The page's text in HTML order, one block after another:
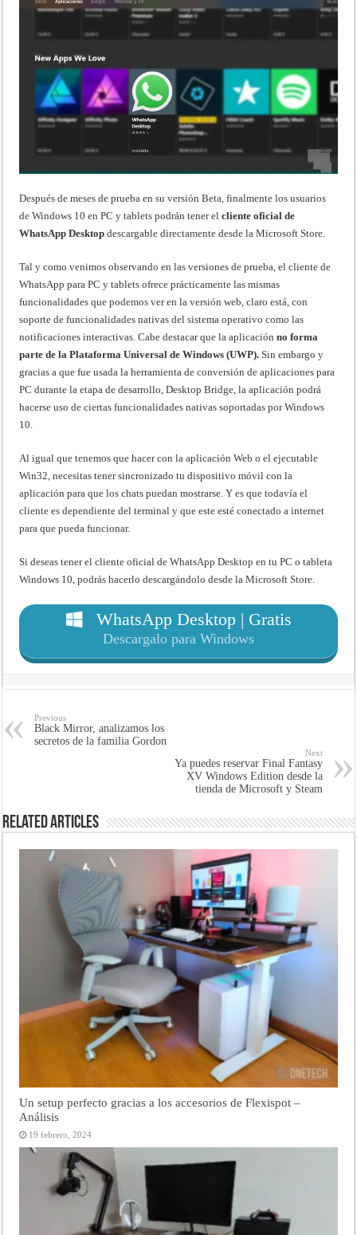
Después de meses de prueba en su versión Beta, finalmente los usuarios
de Windows 10 en PC y tablets podrán tener elcliente oficial de
WhatsApp Desktop descargable directamente desde la Microsoft Store.
Tal y como venimos observando en las versiones de prueba, el cliente de
WhatsApp para PC y tablets ofrece prácticamente las mismas
funcionalidades que podemos ver en la versión web, claro está, con
soporte de funcionalidades nativas del sistema operativo como las
notificaciones interactivas. Cabe destacar que la aplicación no forma
parte de la Plataforma Universal de Windows (UWP). Sin embargo y
gracias a que fue usada la herramienta de conversión de aplicaciones para
PC durante la etapa de desarrollo, Desktop Bridge, la aplicación podrá
hacerse uso de ciertas funcionalidades nativas soportadas por Windows
10.
Al igual que tenemos que hacer con la aplicación Web o el ejecutable
Win32, necesitas tener sincronizado tu dispositivo móvil con la
aplicación para que los chats puedan mostrarse. Y es que todavía el
cliente es dependiente del terminal y que este esté conectado a internet
para que pueda funcionar.
Si deseas tener el cliente oficial de WhatsApp Desktop en tu PC o tableta
Windows 10, podrás hacerlo descargándolo desde la Microsoft Store.
WhatsApp Desktop | Gratis
Descargalo para Windows
Previous
Black Mirror, analizamos los
secretos de la familia Gordon
Next
Ya puedes reservar Final Fantasy
XV Windows Edition desde la
tienda de Microsoft y Steam
Related Articles
Un setup perfecto gracias a los accesorios de Flexispot –
Análisis
19 febrero, 2024